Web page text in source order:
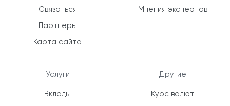
Связаться
Партнеры
Карта сайта
Услуги
Вклады
Мнения экспертов
Другие
Курс валют